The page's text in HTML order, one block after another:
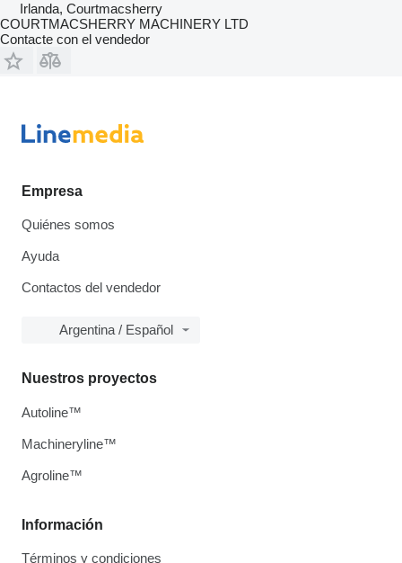
Irlanda, Courtmacsherry
COURTMACSHERRY MACHINERY LTD
Contacte con el vendedor
Empresa
Quiénes somos
Ayuda
Contactos del vendedor
Argentina / Español
Información
Términos y condiciones
Nuestros proyectos
Autoline™
Machineryline™
Agroline™